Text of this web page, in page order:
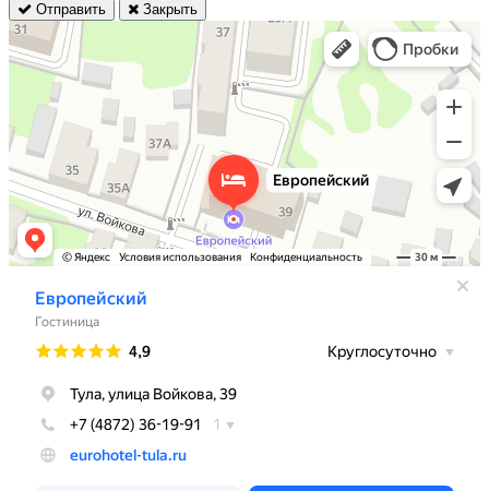
Отправить Закрыть